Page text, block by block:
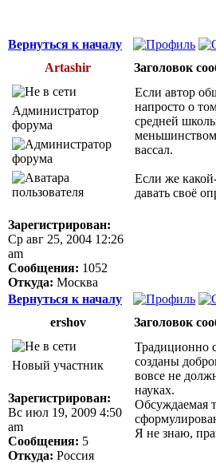
Вернуться к началу
Artashir
Заголовок
Администратор
форума
Зарегистрирован:
Ср авг 25, 2004 12:26
am
Сообщения: 1052
Откуда: Москва
Если автор
напросто о
средней
меньшинством
вассал.
Если же
давать своё
Вернуться к началу
ershov
Заголовок
Новый участник
Зарегистрирован:
Вс июл 19, 2009 4:50
am
Сообщения: 5
Откуда: Россия
Традиционно
созданы
вовсе не
науках.
Обсуждаемая
Я не знаю,